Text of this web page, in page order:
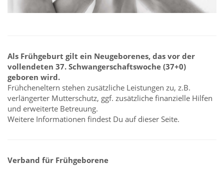
Als Frühgeburt gilt ein Neugeborenes, das vor der
vollendeten 37. Schwangerschaftswoche (37+0)
geboren wird.
Frühcheneltern stehen zusätzliche Leistungen zu, z.B.
verlängerter Mutterschutz, ggf. zusätzliche finanzielle Hilfen
und erweiterte Betreuung.
Weitere Informationen findest Du auf dieser Seite.
Verband für Frühgeborene